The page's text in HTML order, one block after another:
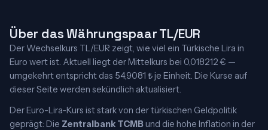
Über das Währungspaar TL/EUR
Der Wechselkurs TL/EUR zeigt, wie viel ein Türkische Lira in
Euro wert ist. Aktuell liegt der Mittelkurs bei 0,018212 € —
umgekehrt entspricht das 54,9081 ₺ je Einheit. Die Kurse auf
dieser Seite werden sekündlich aktualisiert.
Der Euro-Lira-Kurs ist stark von der türkischen Geldpolitik
geprägt: Die Zentralbank TCMBund die hohe Inflation in der